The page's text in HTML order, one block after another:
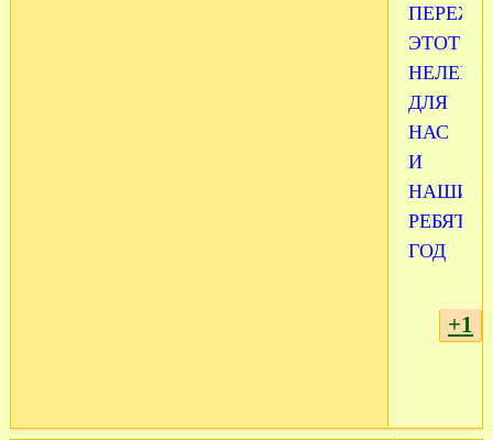
ЭТОТ
ДЛЯ
НАС
И
НАШИХ
РЕБЯТ
ГОД
+1